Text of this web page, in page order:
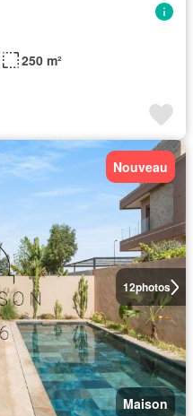
250 m²
12photos
Nouveau
Maison